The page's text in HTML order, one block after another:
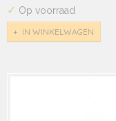
✓ Op voorraad
IN WINKELWAGEN